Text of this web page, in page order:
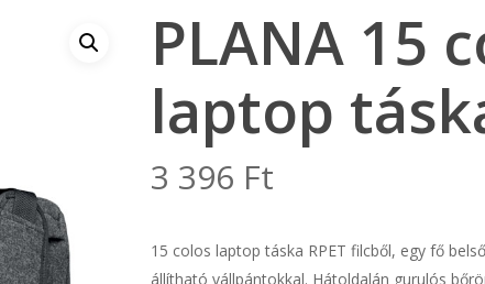
PLANA 15
laptop
3 396 Ft
15 colos laptop táska RPET filcből, egy fő
állítható vállpántokkal. Hátoldalán gurulós